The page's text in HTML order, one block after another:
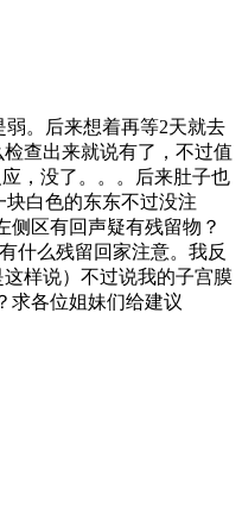
。后来想着再等2天就去
查出来就说有了，不过值
，没了。。。后来肚子也
白色的东东不过没注
区有回声疑有残留物？
什么残留回家注意。我反
样说）不过说我的子宫膜
求各位姐妹们给建议